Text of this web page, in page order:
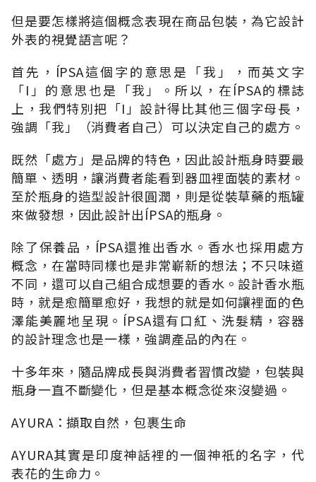
但是要怎樣將這個概念表現在商品包裝，為它設計
外表的視覺語言呢？
首先，ÍPSA這個字的意思是「我」，而英文字
「I」的意思也是「我」。所以，在ÍPSA的標誌
上，我們特別把「I」設計得比其他三個字母長，
強調「我」（消費者自己）可以決定自己的處方。
既然「處方」是品牌的特色，因此設計瓶身時要最
簡單、透明，讓消費者能看到器皿裡面裝的素材。
至於瓶身的造型設計很圓潤，則是從裝草藥的瓶罐
來做發想，因此設計出ÍPSA的瓶身。
除了保養品，ÍPSA還推出香水。香水也採用處方
概念，在當時同樣也是非常嶄新的想法；不只味道
不同，還可以自己組合成想要的香水。設計香水瓶
時，就是愈簡單愈好，我想的就是如何讓裡面的色
澤能美麗地呈現。ÍPSA還有口紅、洗髮精，容器
的設計理念也是一樣，強調產品的內在。
十多年來，隨品牌成長與消費者習慣改變，包裝與
瓶身一直不斷變化，但是基本概念從來沒變過。
AYURA：擷取自然，包裹生命
AYURA其實是印度神話裡的一個神祇的名字，代
表花的生命力。